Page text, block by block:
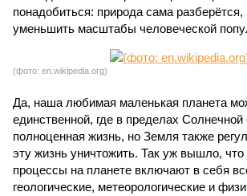
понадобиться: природа сама разберётся,
уменьшить масштабы человеческой
(фото: en.wikipedia.org)
Да, наша любимая маленькая планета
единственной, где в пределах
полноценная жизнь, но Земля также
эту жизнь уничтожить. Так уж вышло, что
процессы на планете включают в себя
геологические, метеорологические и